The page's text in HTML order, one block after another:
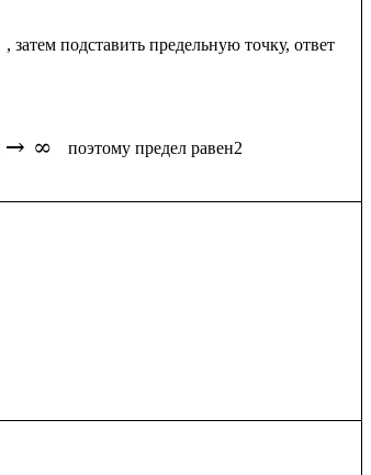
, затем подставить предельную точку, ответ